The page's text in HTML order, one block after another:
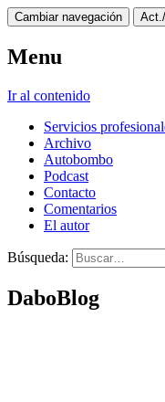
Cambiar navegación
Menu
Ir al contenido
Servicios
Archivo
Autobombo
Podcast
Contacto
Comentarios
El autor
Búsqueda:
DaboBlog